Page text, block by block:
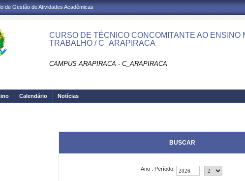
de Gestão de Atividades Acadêmicas
CURSO DE TÉCNICO CONCOMITANTE AO ENSINO
TRABALHO / C_ARAPIRACA
CAMPUS ARAPIRACA - C_ARAPIRACA
Calendário Notícias
BUSCAR
Ano . Período: